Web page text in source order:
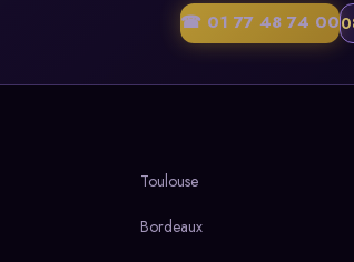
☎ 01 77 48 74 00
Toulouse
Bordeaux